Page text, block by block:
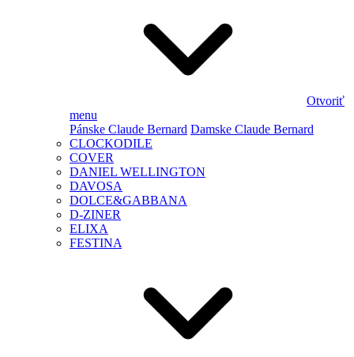
Otvoriť
menu
Pánske Claude Bernard Damske Claude Bernard
CLOCKODILE
COVER
DANIEL WELLINGTON
DAVOSA
DOLCE&GABBANA
D-ZINER
ELIXA
FESTINA